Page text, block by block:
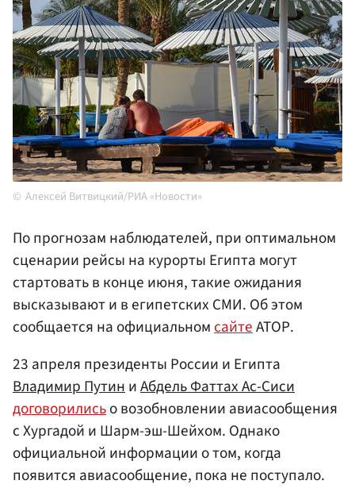
Алексей Витвицкий/РИА «Новости»
По прогнозам наблюдателей, при оптимальном
сценарии рейсы на курорты Египта могут
стартовать в конце июня, такие ожидания
высказывают и в египетских СМИ. Об этом
сообщается на официальномсайтеАТОР.
23 апреля президенты России и Египта
Владимир ПутиниАбдель Фаттах Ас-Сиси
договорилисьо возобновлении авиасообщения
с Хургадой и Шарм-эш-Шейхом. Однако
официальной информации о том, когда
появится авиасообщение, пока не поступало.